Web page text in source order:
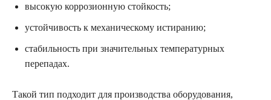
высокую коррозионную стойкость;
устойчивость к механическому истиранию;
стабильность при значительных температурных
перепадах.
Такой тип подходит для производства оборудования,